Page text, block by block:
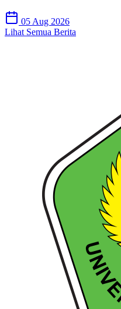
05 Aug 2026
Lihat Semua Berita